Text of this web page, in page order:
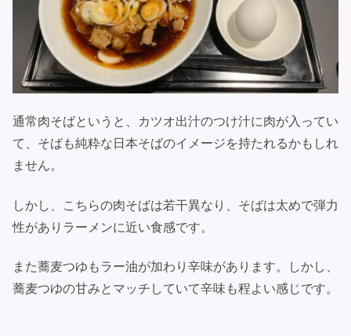
通常肉そばというと、カツオ出汁のつけ汁に肉が入ってい
て、そばも純粋な日本そばのイメージを持たれるかもしれ
ません。
しかし、こちらの肉そばは若干異なり、そばは太めで弾力
性がありラーメンに近い食感です。
また蕎麦つゆもラー油が加わり辛味があります。しかし、
蕎麦つゆの甘みとマッチしていて辛味も程よい感じです。